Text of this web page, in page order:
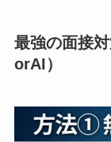
最強の面接
orAI）